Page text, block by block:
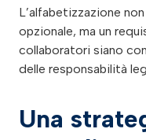
L’alfabetizzazione
opzionale, ma un
collaboratori siano
delle responsabilità
Una